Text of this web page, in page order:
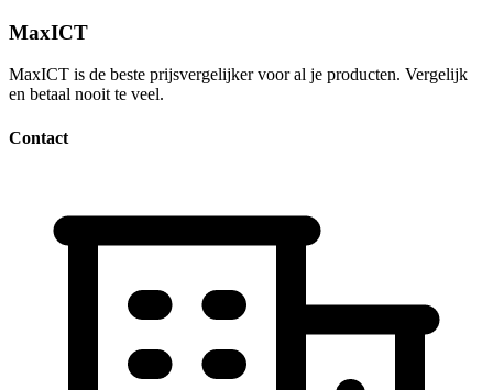
MaxICT
MaxICT is de beste prijsvergelijker voor al je producten. Vergelijk
en betaal nooit te veel.
Contact